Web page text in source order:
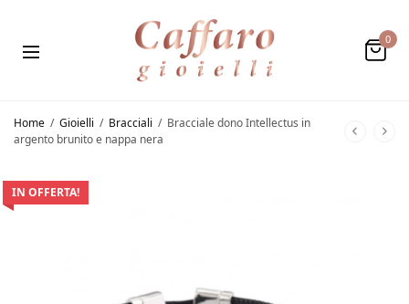
0
Home / Gioielli / Bracciali / Bracciale dono Intellectus in
argento brunito e nappa nera
IN OFFERTA!